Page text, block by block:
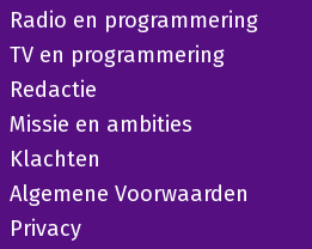
Radio en programmering
TV en programmering
Redactie
Missie en ambities
Klachten
Algemene Voorwaarden
Privacy